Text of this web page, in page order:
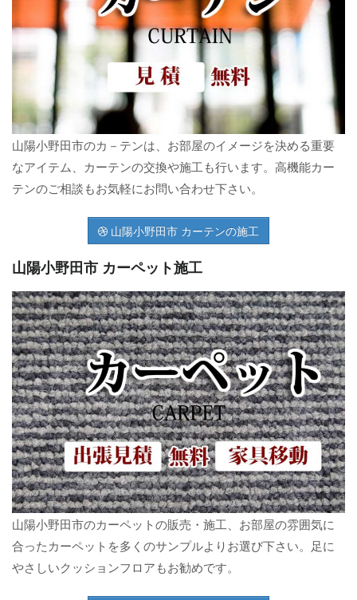
山陽小野田市のカ－テンは、お部屋のイメージを決める重要
なアイテム、カーテンの交換や施工も行います。高機能カー
テンのご相談もお気軽にお問い合わせ下さい。
山陽小野田市 カーテンの施工
山陽小野田市 カーペット施工
山陽小野田市のカーペットの販売・施工、お部屋の雰囲気に
合ったカーペットを多くのサンプルよりお選び下さい。足に
やさしいクッションフロアもお勧めです。